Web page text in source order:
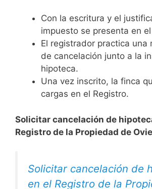
Con la escritura y el
impuesto se presenta en
El registrador practica una
de cancelación junto a la
hipoteca.
Una vez inscrito, la finca
cargas en el Registro.
Solicitar cancelación de
Registro de la Propiedad de
Solicitar cancelación de
en el Registro de la